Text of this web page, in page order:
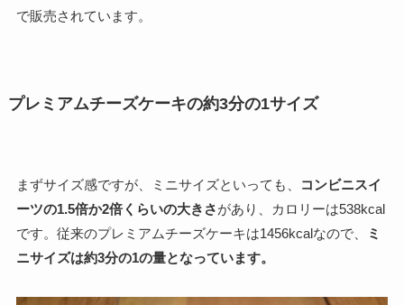
で販売されています。
プレミアムチーズケーキの約3分の1サイズ
まずサイズ感ですが、ミニサイズといっても、
コンビニスイ
ーツの1.5倍か2倍くらいの大きさがあり、カロリーは538kcal
です。従来のプレミアムチーズケーキは1456kcalなので、
ミ
ニサイズは約3分の1の量となっています。